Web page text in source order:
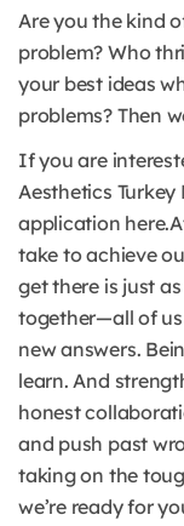
Are you the kind
problem? Who
your best ideas
problems? Then
If you are
Aesthetics Turkey
application
take to achieve
get there is just
together—all of
new answers.
learn. And
honest
and push past
taking on the
we’re ready for